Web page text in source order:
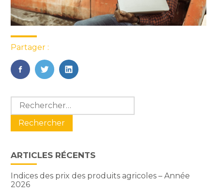
Partager :
FaceBook
TwitterLinkedIn
Blog
sidebar
Rechercher :
ARTICLES RÉCENTS
Indices des prix des produits agricoles – Année
2026